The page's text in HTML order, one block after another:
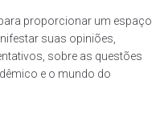
proporcionar um espaço
suas opiniões,
sobre as questões
e o mundo do